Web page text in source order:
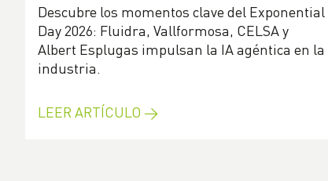
Descubre los momentos clave del Exponential
Day 2026: Fluidra, Vallformosa, CELSA y
Albert Esplugas impulsan la IA agéntica en la
industria.
LEER ARTÍCULO →